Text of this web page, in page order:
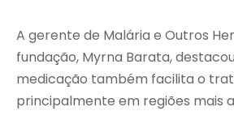
A gerente de Malária e Outros
fundação, Myrna Barata,
medicação também facilita o
principalmente em regiões mais